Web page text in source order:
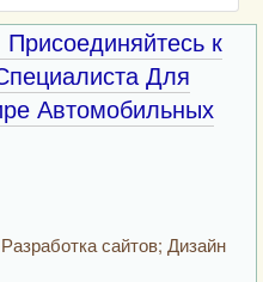
к
Для
Автомобильных
Разработка сайтов; Дизайн